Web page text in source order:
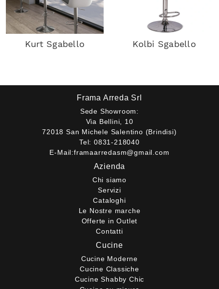
Kurt Sgabello Kolbi Sgabello
Frama Arreda Srl
Sede Showroom:
Via Bellini, 10
72018 San Michele Salentino (Brindisi)
Tel: 0831-218040
E-Mail:framaarredasm@gmail.com
Azienda
Chi siamo
Servizi
Cataloghi
Le Nostre marche
Offerte in Outlet
Contatti
Cucine
Cucine Moderne
Cucine Classiche
Cucine Shabby Chic